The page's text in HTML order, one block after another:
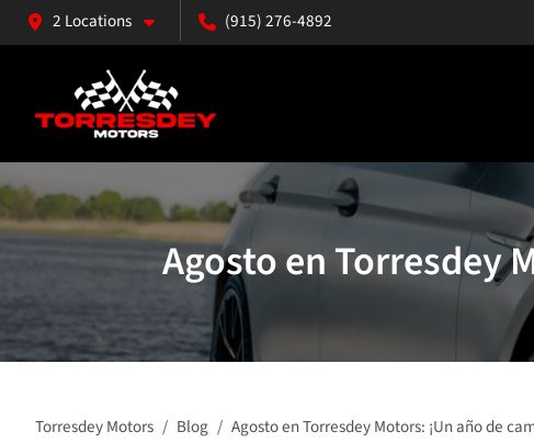
2 Locations (915) 276-4892
Agosto en Torresdey
Torresdey Motors Blog Agosto en Torresdey Motors: ¡Un año de